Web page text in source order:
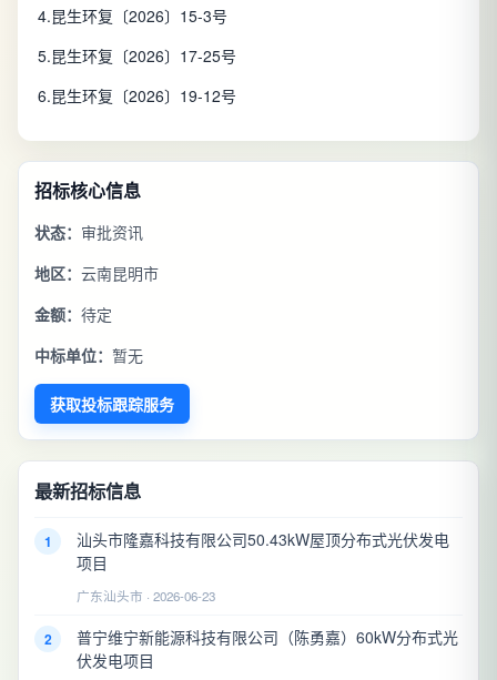
4.昆生环复〔2026〕15-3号
5.昆生环复〔2026〕17-25号
6.昆生环复〔2026〕19-12号
招标核心信息
状态： 审批资讯
地区： 云南昆明市
金额： 待定
中标单位： 暂无
获取投标跟踪服务
最新招标信息
1
汕头市隆嘉科技有限公司50.43kW屋顶分布式光伏发电
项目
广东汕头市 · 2026-06-23
2
普宁维宁新能源科技有限公司（陈勇嘉）60kW分布式光
伏发电项目